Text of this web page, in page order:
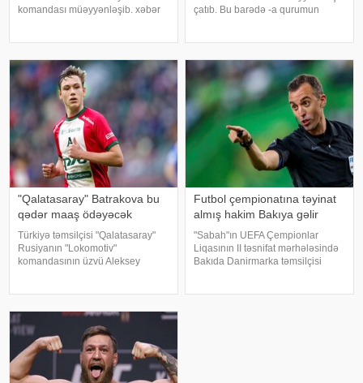
komandası müəyyənləşib. xəbər
heyətinə qatdığını açıqlayıb
çatıb. Bu barədə -a qurumun
vəzifəsinə təyin olunan Frank De
"Qalatasaray" Batrakova bu
qədər maaş ödəyəcək
Türkiyə təmsilçisi "Qalatasaray"
Rusiyanın "Lokomotiv"
komandasının üzvü Aleksey
istinadən xəbər veri
Futbol çempionatına təyinat
almış hakim Bakıya gəlir
"Sabah"ın UEFA Çempionlar
Liqasının II təsnifat mərhələsində
Bakıda Danirmarka təmsilçisi